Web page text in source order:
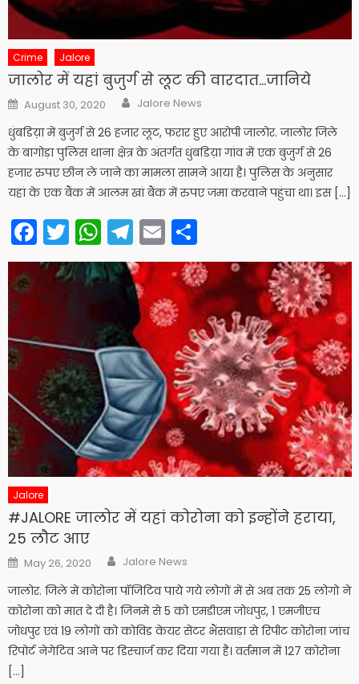
Crime Jalore
जालोर में यहां बुजुर्ग से लूट की वारदात…जानिये
Posted
on
August 30, 2020 Author
Jalore News
धुंबडिय़ा में बुजुर्ग से 26 हजार लूट, फरार हुए आरोपी जालोर. जालोर जिले
के बागोड़ा पुलिस थाना क्षेत्र के अंतर्गत धुंबडिय़ा गांव में एक बुजुर्ग से 26
हजार रुपए छीन ले जाने का मामला सामने आया है। पुलिस के अनुसार
यहां के एक बैंक में आलम खां बैंक में रुपए जमा करवाने पहुंचा था। इस […]
Facebook
Twitter
WhatsApp
Telegram
Email
Jalore
#JALORE जालोर में यहां कोरोना को इन्होंने हराया,
25 लौट आए
Posted
on
May 26, 2020 Author
Jalore News
जालोर. जिले में कोरोना पॉजिटिव पाये गये लोगों में से अब तक 25 लोगो ने
कोरोना को मात दे दी है। जिनमें से 5 को एमडीएम जोधपुर, 1 एमजीएच
जोधपुर एवं 19 लोगों को कोविड केयर सेंटर भैंसवाड़ा से रिपीट कोरोना जांच
रिपोर्ट नेगेटिव आने पर डिस्चार्ज कर दिया गया है। वर्तमान में 127 कोरोना
[…]